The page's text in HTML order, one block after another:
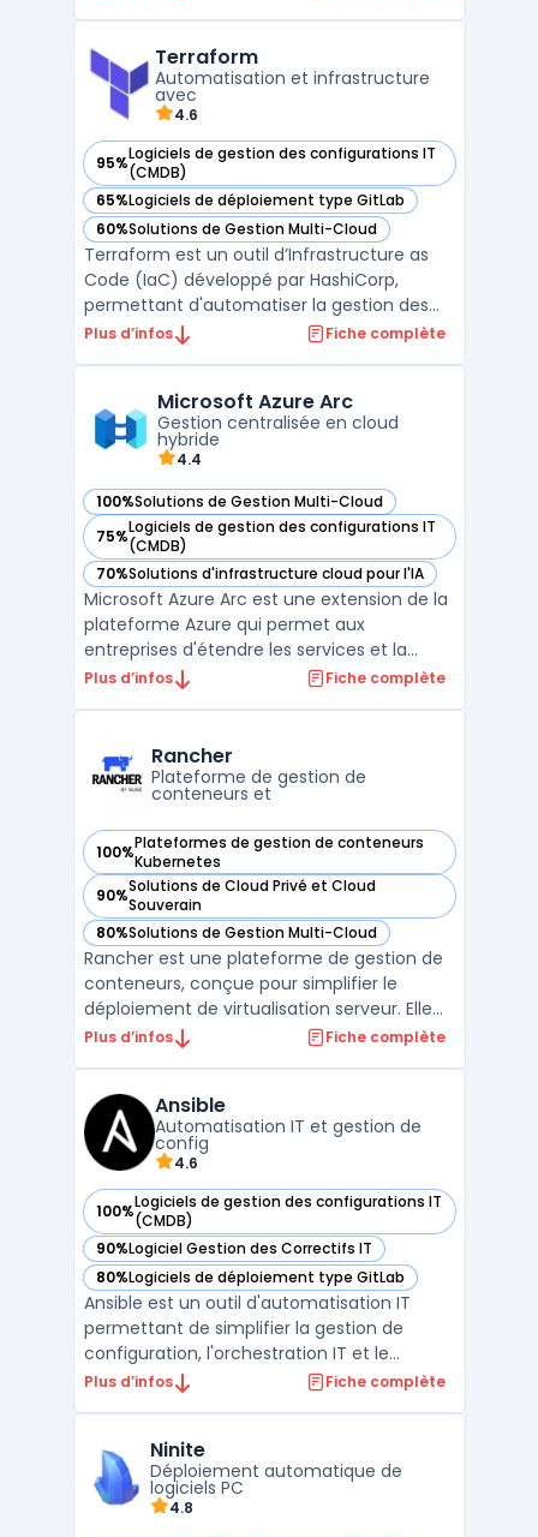
cloud ou sur des infrastructures on-
premise. Grâce à son archi ...
Terraform
Automatisation et infrastructure
avec
4.6
95%Logiciels de gestion des configurations IT
(CMDB)
— voir Terraform dans cette catégorie
65%Logiciels de déploiement type GitLab
— voir Terraform dans cette catégorie
60%Solutions de Gestion Multi-Cloud
— voir Terraform dans cette catégorie
Terraform est un outil d’Infrastructure as
Code (IaC) développé par HashiCorp,
permettant d'automatiser la gestion des
infrastructures informatiques. Grâce à une
infrastructure, et l'orchestration cloud à
grande échelle.Compatible av ...
Plus d’infos Fiche complète
Microsoft Azure Arc
Gestion centralisée en cloud
hybride
4.4
100%Solutions de Gestion Multi-Cloud
— voir Microsoft Azure Arc dans cette catégorie
75%Logiciels de gestion des configurations IT
(CMDB)
— voir Microsoft Azure Arc dans cette catégorie
70%Solutions d'infrastructure cloud pour l'IA
— voir Microsoft Azure Arc dans cette catégorie
Microsoft Azure Arc est une extension de la
plateforme Azure qui permet aux
entreprises d'étendre les services et la
gouvernance d’Azure à des
gestion des ressources, Azure Arc simplifie
l’administration des serveurs, bases de d ...
Plus d’infos Fiche complète
Rancher
Plateforme de gestion de
conteneurs et
100%Plateformes de gestion de conteneurs
Kubernetes
— voir Rancher dans cette catégorie
90%Solutions de Cloud Privé et Cloud
Souverain
— voir Rancher dans cette catégorie
80%Solutions de Gestion Multi-Cloud
— voir Rancher dans cette catégorie
Rancher est une plateforme de gestion de
conteneurs, conçue pour simplifier le
déploiement de virtualisation serveur. Elle
offre des capacités de gestion multi-cloud,
de Docker et de Kubernetes. Rancher est
égal ...
Plus d’infos Fiche complète
Ansible
Automatisation IT et gestion de
config
4.6
100%Logiciels de gestion des configurations IT
(CMDB)
— voir Ansible dans cette catégorie
90%Logiciel Gestion des Correctifs IT
— voir Ansible dans cette catégorie
80%Logiciels de déploiement type GitLab
— voir Ansible dans cette catégorie
Ansible est un outil d'automatisation IT
permettant de simplifier la gestion de
configuration, l'orchestration IT et le
déploiement automatisé des
équipes DevOps d'automatiser les tâches
répétitives et de gérer effi ...
Plus d’infos Fiche complète
Ninite
Déploiement automatique de
logiciels PC
4.8